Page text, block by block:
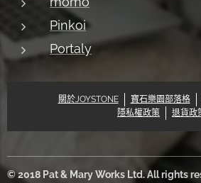
Pinkoi
Portaly
關於JOYSTONE 寶石樂園部落格
隱私權政策
退貨政
© 2018 Pat & Mary Works Ltd. All rights